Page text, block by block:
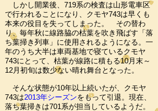
しかし開業後、719系の検査は山形電車区
で行われることになり、クモヤ743は早くも
本来の役目を失ってしまった。 その替わ
り、毎年秋に線路脇の枯葉を吹き飛ばす「落
ち葉掃き列車」に使用されるようになる。一
年のうち大半は車両基地で寝ているクモヤ
743にとって、枯葉が線路に積もる10月末～
12月初旬は数少ない晴れ舞台となった。
そんな状態が10年以上続いたが、クモヤ
743は2013年シーズンをもって引退。現在、
落ち葉掃きは701系が担当しているようだ。